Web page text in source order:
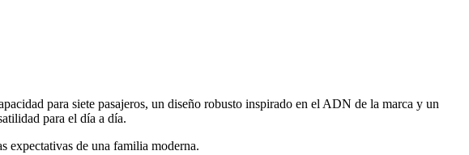
para siete pasajeros, un diseño robusto inspirado en el ADN de la marca y un
para el día a día.
expectativas de una familia moderna.